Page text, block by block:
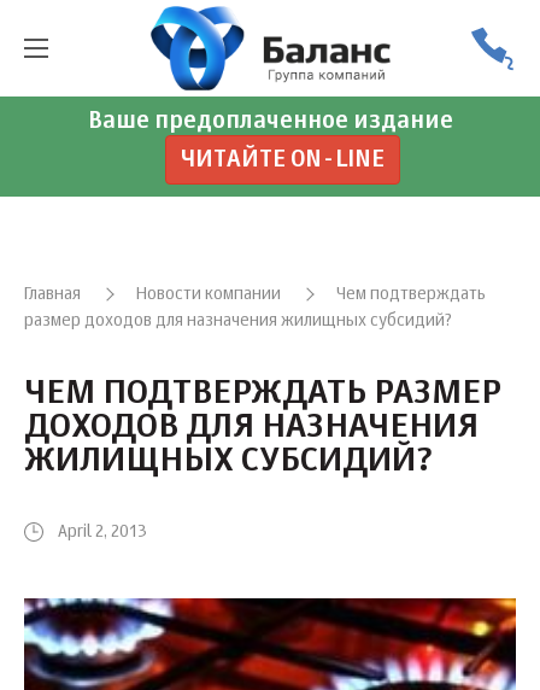
Ваше предоплаченное издание
ЧИТАЙТЕ ON-LINE
Главная Новости компании
Чем подтверждать
размер доходов для назначения жилищных субсидий?
ЧЕМ ПОДТВЕРЖДАТЬ РАЗМЕР
ДОХОДОВ ДЛЯ НАЗНАЧЕНИЯ
ЖИЛИЩНЫХ СУБСИДИЙ?
April 2, 2013